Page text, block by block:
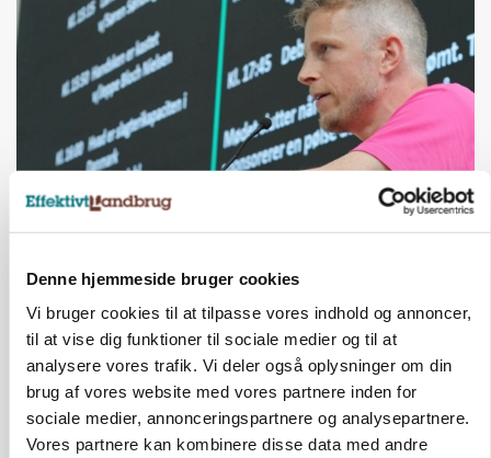
Denne hjemmeside bruger cookies
Vi bruger cookies til at tilpasse vores indhold og annoncer,
til at vise dig funktioner til sociale medier og til at
analysere vores trafik. Vi deler også oplysninger om din
brug af vores website med vores partnere inden for
sociale medier, annonceringspartnere og analysepartnere.
Vores partnere kan kombinere disse data med andre
katastrofe
Annonce